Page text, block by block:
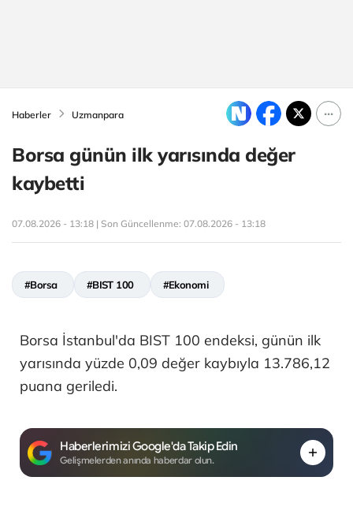
Haberler Uzmanpara
Borsa günün ilk yarısında değer
kaybetti
07.08.2026 - 13:18 | Son Güncellenme: 07.08.2026 - 13:18
#Borsa #BIST 100 #Ekonomi
Borsa İstanbul'da BIST 100 endeksi, günün ilk
yarısında yüzde 0,09 değer kaybıyla 13.786,12
puana geriledi.
Haberlerimizi Google'da Takip Edin
Gelişmelerden anında haberdar olun.